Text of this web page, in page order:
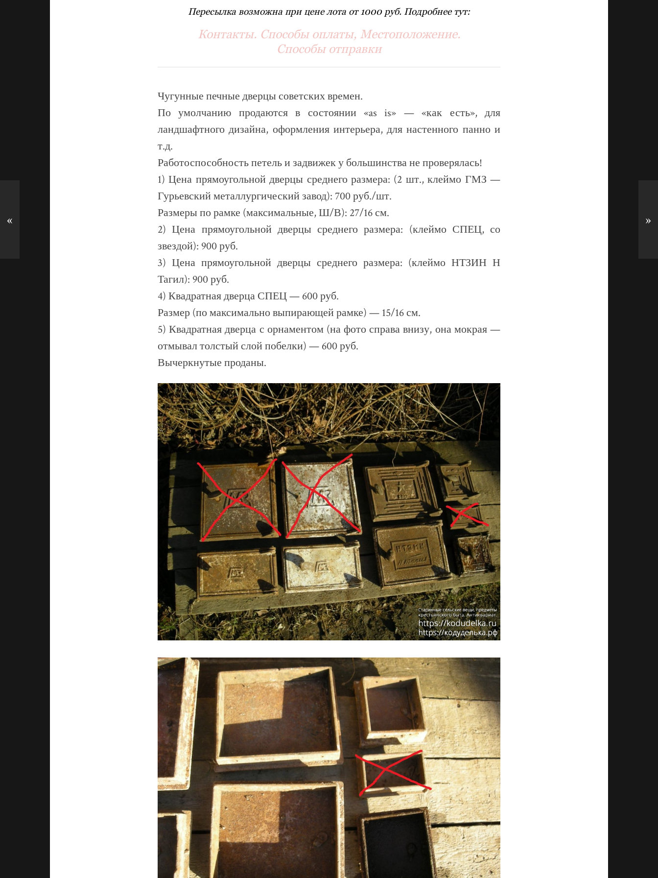
Пересылка возможна при цене лота от 1000 руб. Подробнее тут:
Контакты. Способы оплаты, Местоположение.
Способы отправки
Чугунные печные дверцы советских времен.
По умолчанию продаются в состоянии «as is» — «как есть», для
ландшафтного дизайна, оформления интерьера, для настенного панно и
т.д.
Работоспособность петель и задвижек у большинства не проверялась!
1) Цена прямоугольной дверцы среднего размера: (2 шт., клеймо ГМЗ —
Гурьевский металлургический завод): 700 руб./шт.
Размеры по рамке (максимальные, Ш/В): 27/16 см.
2) Цена прямоугольной дверцы среднего размера: (клеймо СПЕЦ, со
звездой): 900 руб.
3) Цена прямоугольной дверцы среднего размера: (клеймо НТЗИН Н
Тагил): 900 руб.
4) Квадратная дверца СПЕЦ — 600 руб.
Размер (по максимально выпирающей рамке) — 15/16 см.
5) Квадратная дверца с орнаментом (на фото справа внизу, она мокрая —
отмывал толстый слой побелки) — 600 руб.
Вычеркнутые проданы.
« »